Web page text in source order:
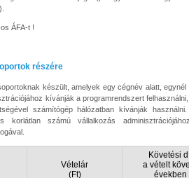
ÁFA-t !
részére
készült, amelyek egy cégnév alatt, egynél
kívánják a programrendszert
számítógép hálózatban kívánják
számú vállalkozás
Vételár
(Ft)
Követési
a vételt
években